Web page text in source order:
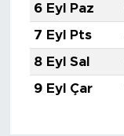
6 Eyl Paz
7 Eyl Pts
8 Eyl Sal
9 Eyl Çar